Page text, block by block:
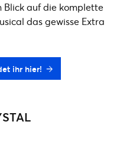
Blick auf die komplette
das gewisse Extra
ihr hier!